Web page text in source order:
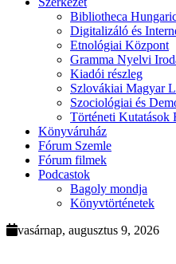
Bibliotheca
Digitalizáló és
Etnológiai Központ
Gramma Nyelvi
Kiadói részleg
Szlovákiai Magyar
Szociológiai és
Történeti Kutatások
Könyváruház
Fórum Szemle
Fórum filmek
Podcastok
Bagoly mondja
Könyvtörténetek
vasárnap, augusztus 9, 2026